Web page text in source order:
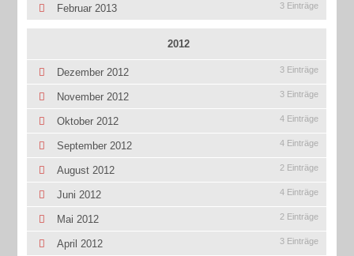
Februar 2013 3 Einträge
2012
Dezember 2012 3 Einträge
November 2012 3 Einträge
Oktober 2012 4 Einträge
September 2012 4 Einträge
August 2012 2 Einträge
Juni 2012 4 Einträge
Mai 2012 2 Einträge
April 2012 3 Einträge